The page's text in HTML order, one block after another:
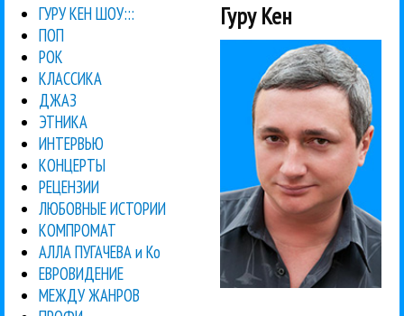
ГУРУ КЕН ШОУ:::
ПОП
РОК
КЛАССИКА
ДЖАЗ
ЭТНИКА
ИНТЕРВЬЮ
КОНЦЕРТЫ
РЕЦЕНЗИИ
ЛЮБОВНЫЕ ИСТОРИИ
КОМПРОМАТ
АЛЛА ПУГАЧЕВА и Ко
ЕВРОВИДЕНИЕ
МЕЖДУ ЖАНРОВ
Гуру Кен